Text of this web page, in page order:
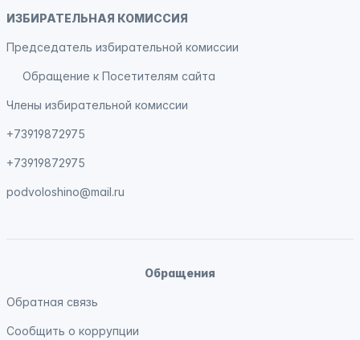
ИЗБИРАТЕЛЬНАЯ КОМИССИЯ
Председатель избирательной комиссии
Обращение к Посетителям сайта
Члены избирательной комиссии
+73919872975
+73919872975
podvoloshino@mail.ru
Обращения
Обратная связь
Сообщить о коррупции